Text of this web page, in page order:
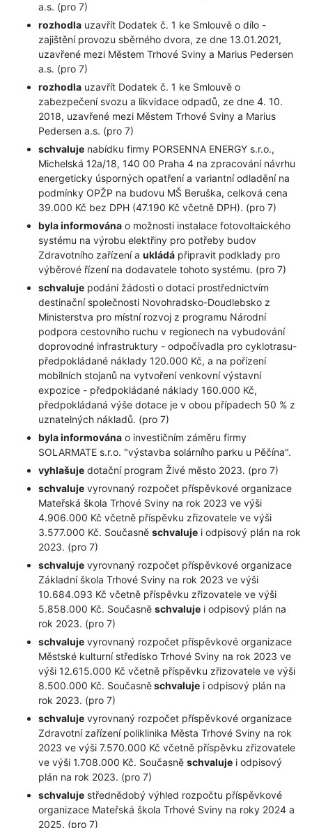
a.s. (pro 7)
rozhodla uzavřít Dodatek č. 1 ke Smlouvě o dílo -
zajištění provozu sběrného dvora, ze dne 13.01.2021,
uzavřené mezi Městem Trhové Sviny a Marius Pedersen
a.s. (pro 7)
rozhodla uzavřít Dodatek č. 1 ke Smlouvě o
zabezpečení svozu a likvidace odpadů, ze dne 4. 10.
2018, uzavřené mezi Městem Trhové Sviny a Marius
Pedersen a.s. (pro 7)
schvaluje nabídku firmy PORSENNA ENERGY s.r.o.,
Michelská 12a/18, 140 00 Praha 4 na zpracování návrhu
energeticky úsporných opatření a variantní odladění na
podmínky OPŽP na budovu MŠ Beruška, celková cena
39.000 Kč bez DPH (47.190 Kč včetně DPH). (pro 7)
byla informována o možnosti instalace fotovoltaického
systému na výrobu elektřiny pro potřeby budov
Zdravotního zařízení a ukládá připravit podklady pro
výběrové řízení na dodavatele tohoto systému. (pro 7)
schvaluje podání žádosti o dotaci prostřednictvím
destinační společnosti Novohradsko-Doudlebsko z
Ministerstva pro místní rozvoj z programu Národní
podpora cestovního ruchu v regionech na vybudování
doprovodné infrastruktury - odpočívadla pro cyklotrasu-
předpokládané náklady 120.000 Kč, a na pořízení
mobilních stojanů na vytvoření venkovní výstavní
expozice - předpokládané náklady 160.000 Kč,
předpokládaná výše dotace je v obou případech 50 % z
uznatelných nákladů. (pro 7)
byla informována o investičním záměru firmy
SOLARMATE s.r.o. "výstavba solárního parku u Pěčína".
vyhlašuje dotační program Živé město 2023. (pro 7)
schvaluje vyrovnaný rozpočet příspěvkové organizace
Mateřská škola Trhové Sviny na rok 2023 ve výši
4.906.000 Kč včetně příspěvku zřizovatele ve výši
3.577.000 Kč. Současně schvaluje i odpisový plán na rok
2023. (pro 7)
schvaluje vyrovnaný rozpočet příspěvkové organizace
Základní škola Trhové Sviny na rok 2023 ve výši
10.684.093 Kč včetně příspěvku zřizovatele ve výši
5.858.000 Kč. Současně schvaluje i odpisový plán na
rok 2023. (pro 7)
schvaluje vyrovnaný rozpočet příspěvkové organizace
Městské kulturní středisko Trhové Sviny na rok 2023 ve
výši 12.615.000 Kč včetně příspěvku zřizovatele ve výši
8.500.000 Kč. Současněschvaluje i odpisový plán na
rok 2023. (pro 7)
schvaluje vyrovnaný rozpočet příspěvkové organizace
Zdravotní zařízení poliklinika Města Trhové Sviny na rok
2023 ve výši 7.570.000 Kč včetně příspěvku zřizovatele
ve výši 1.708.000 Kč. Současně schvaluje i odpisový
plán na rok 2023. (pro 7)
schvaluje střednědobý výhled rozpočtu příspěvkové
organizace Mateřská škola Trhové Sviny na roky 2024 a
2025. (pro 7)